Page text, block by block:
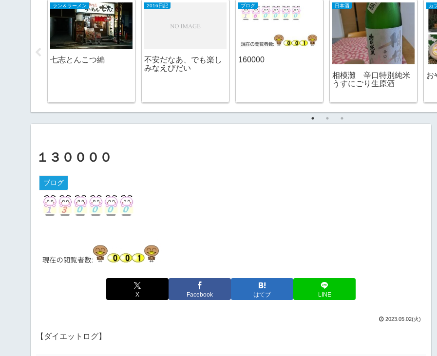
ラン＆ラーメン
七志とんこつ編
2016日記
不安だなあ、でも楽し
みなえびだい
ブログ
160000
日本酒
相模灘 辛口特別純米
うすにごり生原酒
お
１３００００
ブログ
X Facebook はてブ LINE
2023.05.02(火)
【ダイエットログ】